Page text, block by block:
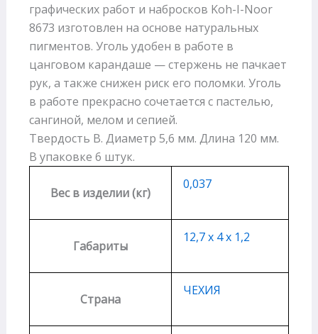
графических работ и набросков Koh-I-Noor
8673 изготовлен на основе натуральных
пигментов. Уголь удобен в работе в
цанговом карандаше — стержень не пачкает
рук, а также снижен риск его поломки. Уголь
в работе прекрасно сочетается с пастелью,
сангиной, мелом и сепией.
Твердость B. Диаметр 5,6 мм. Длина 120 мм.
В упаковке 6 штук.
Вес в изделии (кг)
0,037
Габариты
12,7 х 4 х 1,2
Страна
ЧЕХИЯ